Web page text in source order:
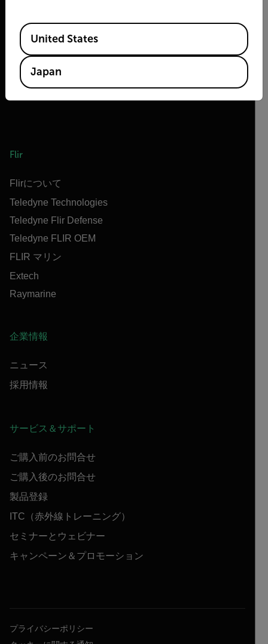
Flir
Flirについて
Teledyne Technologies
Teledyne Flir Defense
Teledyne FLIR OEM
FLIR マリン
Extech
Raymarine
企業情報
ニュース
採用情報
サービス＆サポート
ご購入前のお問合せ
ご購入後のお問合せ
製品登録
ITC（赤外線トレーニング）
セミナーとウェビナー
キャンペーン＆プロモーション
プライバシーポリシー
Available Locations
United States
Japan